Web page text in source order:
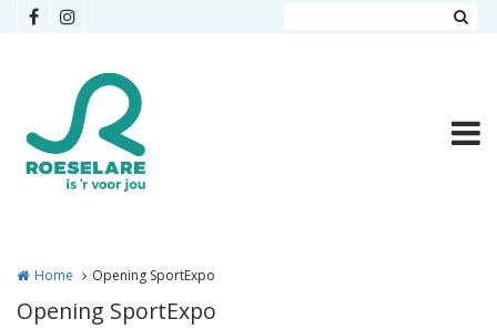
Overslaan en naar de inhoud gaan
Home Opening SportExpo
Opening SportExpo